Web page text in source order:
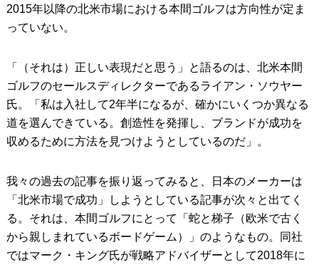
2015年以降の北米市場における本間ゴルフは方向性が定ま
っていない。
「（それは）正しい表現だと思う」と語るのは、北米本間
ゴルフのセールスディレクターであるライアン・ソウヤー
氏。「私は入社して2年半になるが、確かにいくつか異なる
道を選んできている。創造性を発揮し、ブランドが成功を
収めるために方法を見つけようとしているのだ」。
我々の過去の記事を振り返ってみると、日本のメーカーは
「北米市場で成功」しようとしている記事が次々と出てく
る。それは、本間ゴルフにとって「蛇と梯子（欧米で古く
から親しまれているボードゲーム）」のようなもの。同社
ではマーク・キング氏が戦略アドバイザーとして2018年に